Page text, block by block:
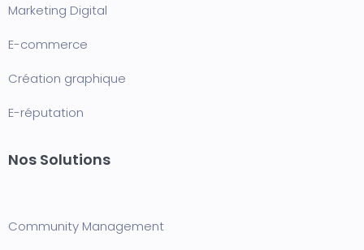
Marketing Digital
E-commerce
Création graphique
E-réputation
Nos Solutions
Community Management